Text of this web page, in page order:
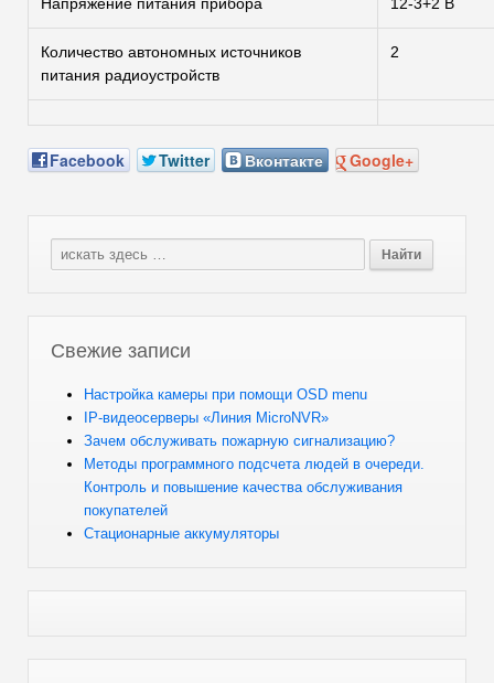
Количество автономных источников
питания радиоустройств
2
Facebook Twitter Вконтакте Google+
Свежие записи
Настройка камеры при помощи OSD menu
IP-видеосерверы «Линия MicroNVR»
Зачем обслуживать пожарную сигнализацию?
Методы программного подсчета людей в очереди.
Контроль и повышение качества обслуживания
покупателей
Стационарные аккумуляторы